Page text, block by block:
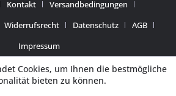
Kontakt
Versandbedingungen
Widerrufsrecht Datenschutz
AGB
Impressum
Cookies, um Ihnen die bestmögliche
bieten zu können.